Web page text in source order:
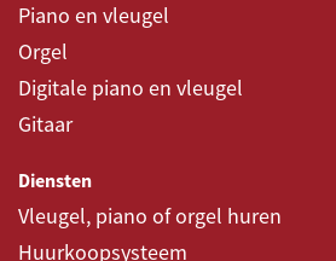
Piano en vleugel
Orgel
Digitale piano en vleugel
Gitaar
Diensten
Vleugel, piano of orgel huren
Huurkoopsysteem